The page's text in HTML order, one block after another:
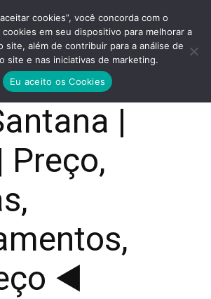
|
Preço,
◀️
cookies”, você concorda com o
em seu dispositivo para melhorar a
site, além de contribuir para a análise de
site e nas iniciativas de marketing.
Eu aceito os Cookies